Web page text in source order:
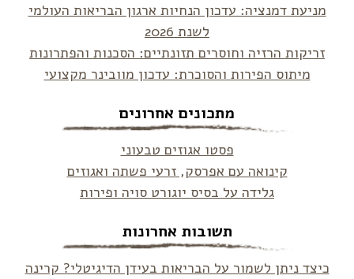
מניעת דמנציה: עדכון הנחיות ארגון הבריאות העולמי
לשנת 2026
זריקות הרזיה וחוסרים תזונתיים: הסכנות והפתרונות
מיתוס הפירות והסוכרת: עדכון מוובינר מקצועי
מתכונים אחרונים
פסטו אגוזים טבעוני
קינואה עם אפרסק, זרעי פשתה ואגוזים
גלידה על בסיס יוגורט סויה ופירות
תשובות אחרונות
כיצד ניתן לשמור על הבריאות בעידן הדיגיטלי? קרינה